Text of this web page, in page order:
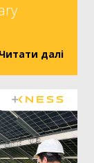
Читати далі